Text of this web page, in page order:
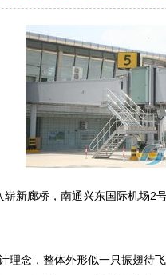
新廊桥，南通兴东国际机场
理念，整体外形似一只振翅